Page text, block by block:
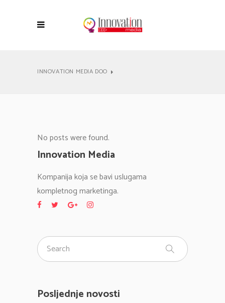
INNOVATION MEDIA DOO
No posts were found.
Innovation Media
Kompanija koja se bavi uslugama
kompletnog marketinga.
Posljednje novosti